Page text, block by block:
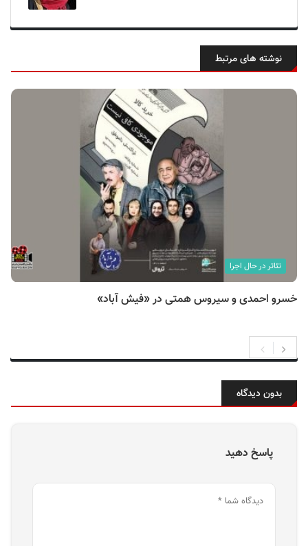
نوشته های مرتبط
تئاتر در حال اجرا
خسرو احمدی و سیروس همتی در «فیش آباد»
بدون دیدگاه
پاسخ دهید